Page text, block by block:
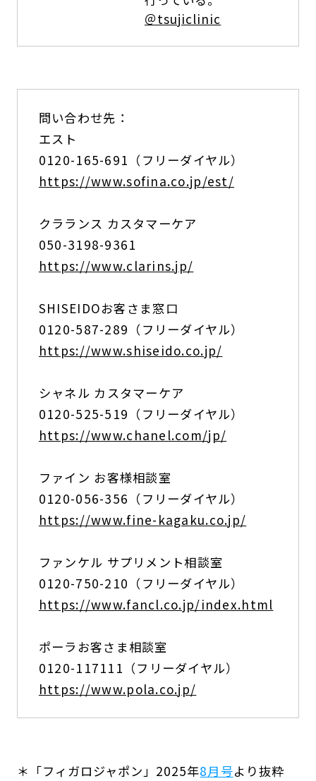
＠tsujiclinic
問い合わせ先：
エスト
0120-165-691（フリーダイヤル）
https://www.sofina.co.jp/est/
クラランス カスタマーケア
050-3198-9361
https://www.clarins.jp/
SHISEIDOお客さま窓口
0120-587-289（フリーダイヤル）
https://www.shiseido.co.jp/
シャネル カスタマーケア
0120-525-519（フリーダイヤル）
https://www.chanel.com/jp/
ファイン お客様相談室
0120-056-356（フリーダイヤル）
https://www.fine-kagaku.co.jp/
ファンケル サプリメント相談室
0120-750-210（フリーダイヤル）
https://www.fancl.co.jp/index.html
ポーラお客さま相談室
0120-117111（フリーダイヤル）
https://www.pola.co.jp/
＊「フィガロジャポン」2025年8月号より抜粋